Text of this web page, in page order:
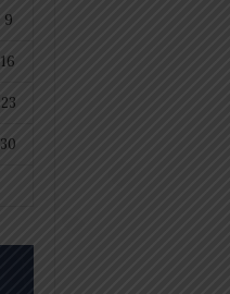
9
16
23
30